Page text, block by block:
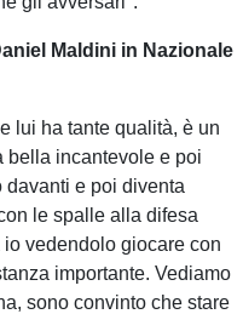
Maldini in Nazionale
lui ha tante qualità, è un
bella incantevole e poi
davanti e poi diventa
le spalle alla difesa
vedendolo giocare con
importante. Vediamo
sono convinto che stare